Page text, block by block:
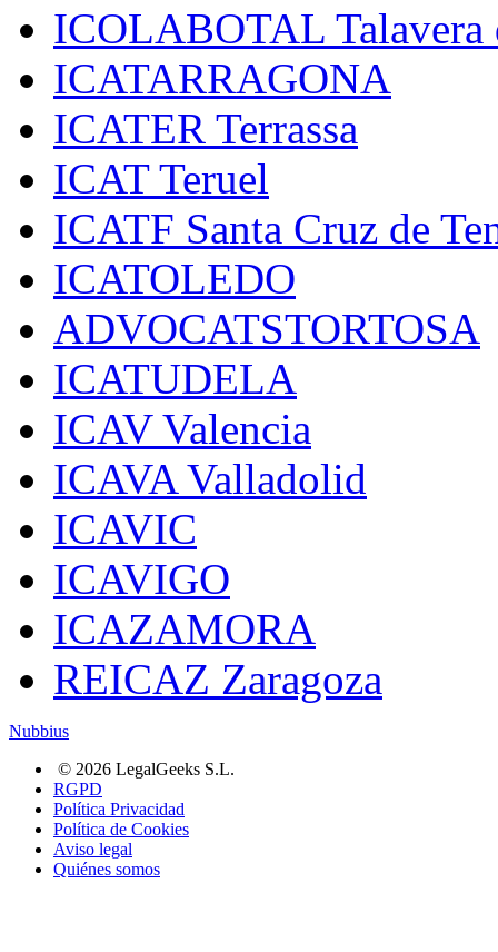
ICOLABOTAL Talavera
ICATARRAGONA
ICATER Terrassa
ICAT Teruel
ICATF Santa Cruz de
ICATOLEDO
ADVOCATSTORTOSA
ICATUDELA
ICAV Valencia
ICAVA Valladolid
ICAVIC
ICAVIGO
ICAZAMORA
REICAZ Zaragoza
Nubbius
© 2026 LegalGeeks S.L.
RGPD
Política Privacidad
Política de Cookies
Aviso legal
Quiénes somos